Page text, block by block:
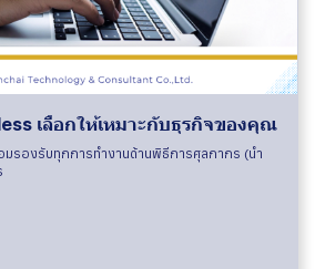
เลือกให้เหมาะกับธุรกิจของคุณ
มรองรับทุกการทำงานด้านพิธีการศุลกากร (นำ